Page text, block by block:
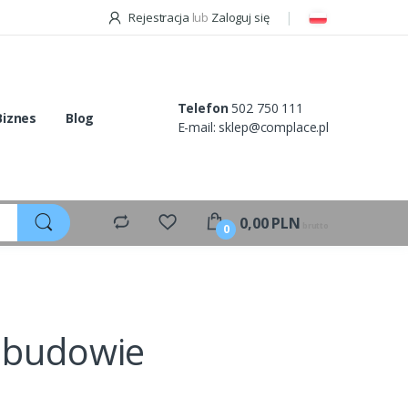
Rejestracja lub Zaloguj się
Blog
Telefon 502 750 111
E-mail: sklep@complace.pl
0 0,00PLN